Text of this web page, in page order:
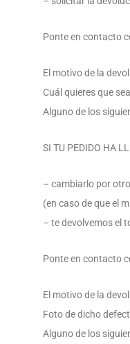
Ponte en contacto
El motivo de la
Cuál quieres que
Alguno de los
SI TU PEDIDO HA
– cambiarlo por
(en caso de que el
– te devolvemos el
Ponte en contacto
El motivo de la
Foto de dicho
Alguno de los